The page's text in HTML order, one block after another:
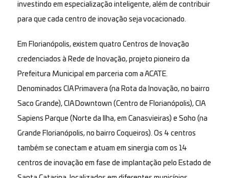
investindo em especialização inteligente, além de contribuir
para que cada centro de inovação seja vocacionado.
Em Florianópolis, existem quatro Centros de Inovação
credenciados à Rede de Inovação, projeto pioneiro da
Prefeitura Municipal em parceria com a ACATE.
Denominados CIA Primavera (na Rota da Inovação, no bairro
Saco Grande), CIA Downtown (Centro de Florianópolis), CIA
Sapiens Parque (Norte da Ilha, em Canasvieiras) e Soho (na
Grande Florianópolis, no bairro Coqueiros). Os 4 centros
também se conectam e atuam em sinergia com os 14
centros de inovação em fase de implantação pelo Estado de